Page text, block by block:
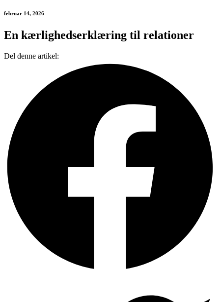
februar 14, 2026
En kærlighedserklæring til relationer
Del denne artikel: